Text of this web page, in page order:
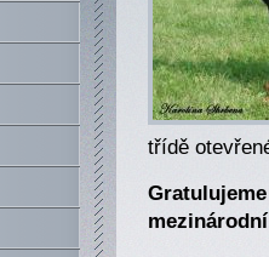
třídě